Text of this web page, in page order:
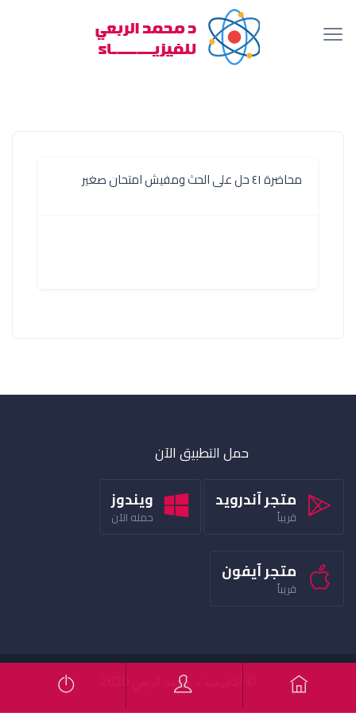
محاضرة ٤١ حل على الحث ومفيش امتحان صغير
حمل التطبيق الآن
متجر آندرويد
قريباً
ويندوز
حمله الآن
متجر آيفون
قريباً
© أكاديمية د محمد الربعي 2020